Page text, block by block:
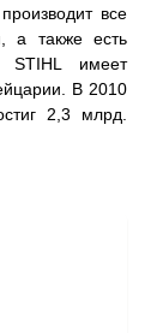
все
а также есть
STIHL имеет
В 2010
2,3 млрд.